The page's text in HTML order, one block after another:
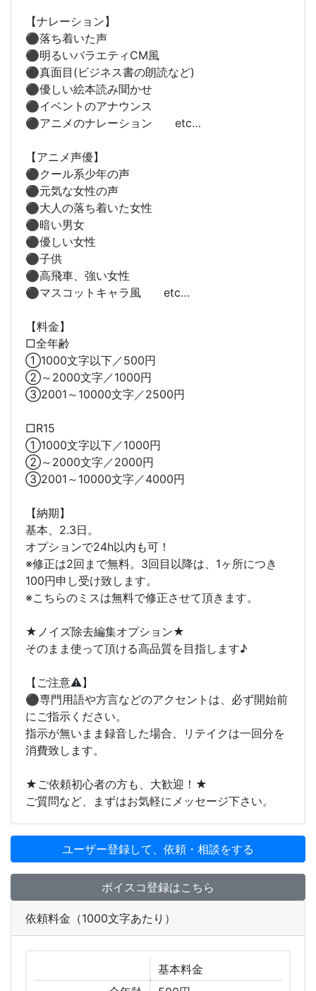
【ナレーション】
⚫︎落ち着いた声
⚫︎明るいバラエティCM風
⚫︎真面目(ビジネス書の朗読など)
⚫︎優しい絵本読み聞かせ
⚫︎イベントのアナウンス
⚫︎アニメのナレーション etc…
【アニメ声優】
⚫︎クール系少年の声
⚫︎元気な女性の声
⚫︎大人の落ち着いた女性
⚫︎暗い男女
⚫︎優しい女性
⚫︎子供
⚫︎高飛車、強い女性
⚫︎マスコットキャラ風 etc…
【料金】
□全年齢
①1000文字以下／500円
②～2000文字／1000円
③2001～10000文字／2500円
□R15
①1000文字以下／1000円
②～2000文字／2000円
③2001～10000文字／4000円
【納期】
基本、2.3日。
オプションで24h以内も可！
※修正は2回まで無料。3回目以降は、1ヶ所につき
100円申し受け致します。
※こちらのミスは無料で修正させて頂きます。
★ノイズ除去編集オプション★
そのまま使って頂ける高品質を目指します♪
【ご注意⚠️】
⚫︎専門用語や方言などのアクセントは、必ず開始前
にご指示ください。
指示が無いまま録音した場合、リテイクは一回分を
消費致します。
★ご依頼初心者の方も、大歓迎！★
ご質問など、まずはお気軽にメッセージ下さい。
ユーザー登録して、依頼・相談をする
ボイスコ登録はこちら
依頼料金（1000文字あたり）
基本料金